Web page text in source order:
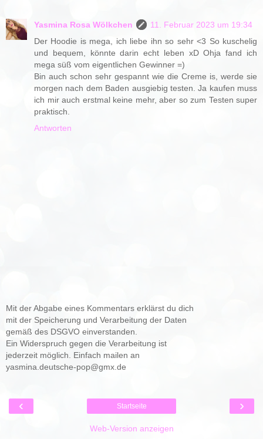
Yasmina Rosa Wölkchen
11. Februar 2023 um 19:34
Der Hoodie is mega, ich liebe ihn so sehr <3 So kuschelig
und bequem, könnte darin echt leben xD Ohja fand ich
mega süß vom eigentlichen Gewinner =)
Bin auch schon sehr gespannt wie die Creme is, werde sie
morgen nach dem Baden ausgiebig testen. Ja kaufen muss
ich mir auch erstmal keine mehr, aber so zum Testen super
praktisch.
Antworten
Mit der Abgabe eines Kommentars erklärst du dich
mit der Speicherung und Verarbeitung der Daten
gemäß des DSGVO einverstanden.
Ein Widerspruch gegen die Verarbeitung ist
jederzeit möglich. Einfach mailen an
yasmina.deutsche-pop@gmx.de
‹ ›
Startseite
Web-Version anzeigen